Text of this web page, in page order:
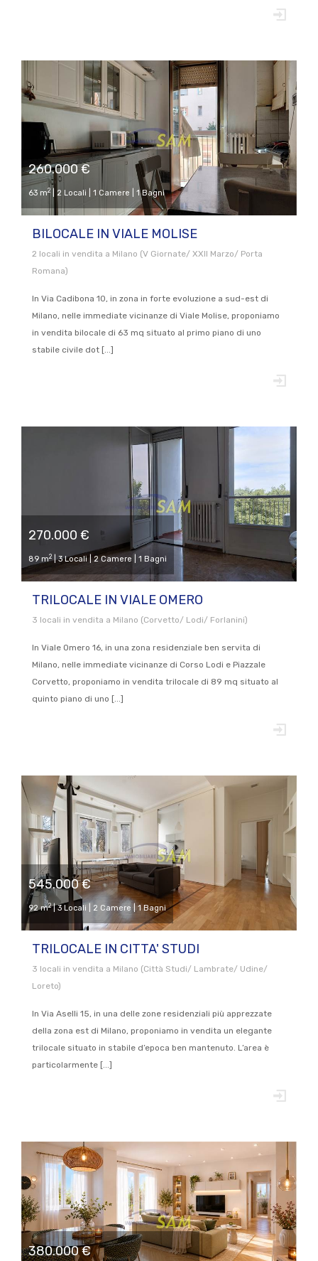
260.000 €
63 m2 | 2 Locali | 1 Camere | 1 Bagni
BILOCALE IN VIALE MOLISE
2 locali in vendita a Milano (V Giornate/ XXII Marzo/ Porta
Romana)
In Via Cadibona 10, in zona in forte evoluzione a sud-est di
Milano, nelle immediate vicinanze di Viale Molise, proponiamo
in vendita bilocale di 63 mq situato al primo piano di uno
stabile civile dot [...]
270.000 €
89 m2| 3 Locali | 2 Camere | 1 Bagni
TRILOCALE IN VIALE OMERO
3 locali in vendita a Milano (Corvetto/ Lodi/ Forlanini)
In Viale Omero 16, in una zona residenziale ben servita di
Milano, nelle immediate vicinanze di Corso Lodi e Piazzale
Corvetto, proponiamo in vendita trilocale di 89 mq situato al
quinto piano di uno [...]
545.000 €
92 m2| 3 Locali | 2 Camere | 1 Bagni
TRILOCALE IN CITTA' STUDI
3 locali in vendita a Milano (Città Studi/ Lambrate/ Udine/
Loreto)
In Via Aselli 15, in una delle zone residenziali più apprezzate
della zona est di Milano, proponiamo in vendita un elegante
trilocale situato in stabile d’epoca ben mantenuto. L’area è
particolarmente [...]
380.000 €